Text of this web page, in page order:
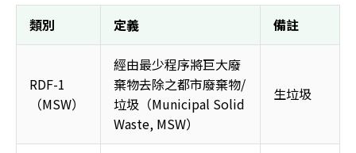
類別 定義 備註
RDF-1
（MSW）
經由最少程序將巨大廢
棄物去除之都市廢棄物/
垃圾（Municipal Solid
Waste, MSW）
生垃圾